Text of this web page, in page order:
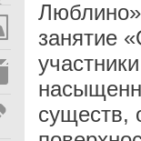
Люблино»
занятие
существ,